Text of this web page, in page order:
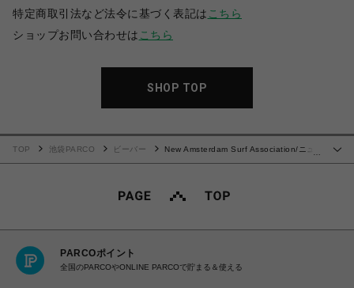
特定商取引法など法令に基づく表記は こちら
ショップお問い合わせは こちら
SHOP TOP
TOP 池袋PARCO ビーバー
New Amsterdam Surf Association/ニュ
PARCOポイント
全国のPARCOやONLINE PARCOで貯まる＆使える